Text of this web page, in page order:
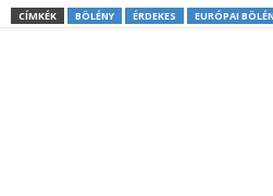
CÍMKÉK BÖLÉNY ÉRDEKES EURÓPAI